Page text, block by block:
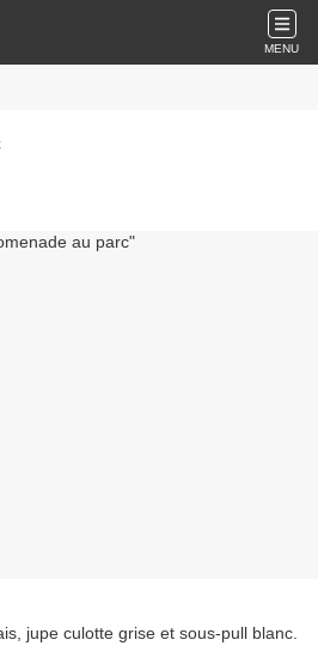
MENU
jupe culotte grise et sous-pull blanc.